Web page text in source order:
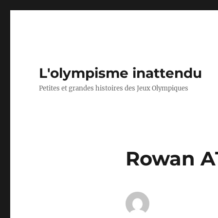
L'olympisme inattendu
Petites et grandes histoires des Jeux Olympiques
Rowan